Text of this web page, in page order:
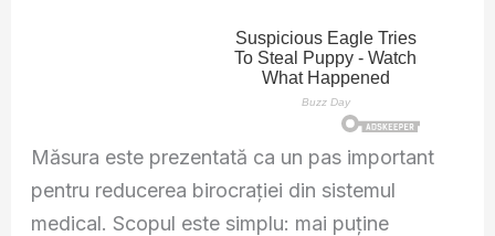
Măsura este prezentată ca un pas important
pentru reducerea birocrației din sistemul
medical. Scopul este simplu: mai puține